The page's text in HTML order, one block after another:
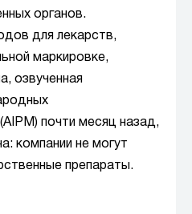
органов.
для лекарств,
маркировке,
озвученная
почти месяц назад,
компании не могут
препараты.